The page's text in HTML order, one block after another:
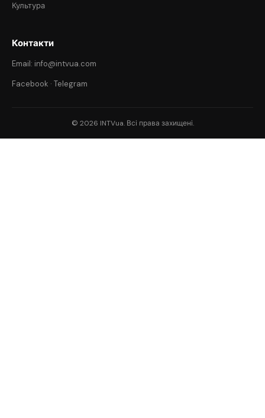
Культура
Контакти
Email: info@intvua.com
Facebook · Telegram
© 2026 INTVua. Всі права захищені.